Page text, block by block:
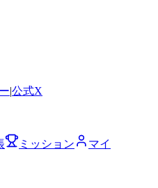
|公式X
ミッション マイ